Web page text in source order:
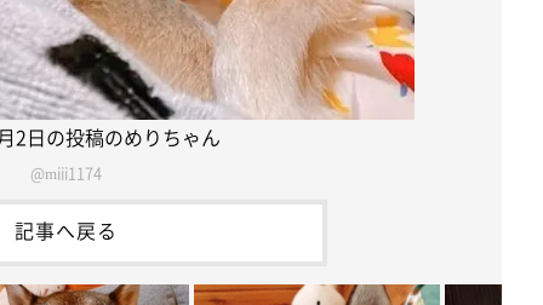
2日の投稿のめりちゃん
@miii1174
記事へ戻る